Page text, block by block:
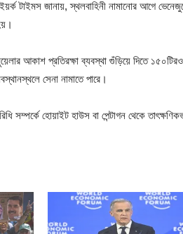
টাইমস জানায়, স্থলবাহিনী নামানোর আগে
আকাশ প্রতিরক্ষা ব্যবস্থা গুঁড়িয়ে দিতে ১৫০টিরও
সেনা নামাতে পারে।
সম্পর্কে হোয়াইট হাউস বা পেন্টাগন থেকে